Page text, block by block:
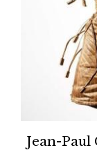
Jean-